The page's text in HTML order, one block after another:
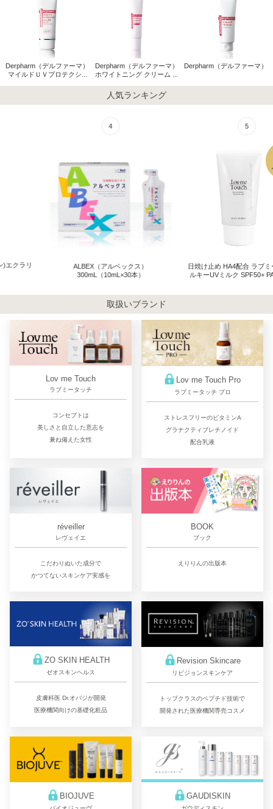
Derpharm（デルファーマ）
マイルドＵＶプロテクシ...
Derpharm（デルファーマ）
ホワイトニング クリーム ...
Derpharm（デルファーマ）
人気ランキング
ALBEX（アルベックス）
300mL（10mL×30本）
日焼け止め HA4配合 ラブミータッチ シ
ルキーUVミルク SPF50+ PA++++ 50ｇ
取扱いブランド
Lov me Touch
ラブミータッチ
コンセプトは
美しさと自立した意志を
兼ね備えた女性
Lov me Touch Pro
ラブミータッチ プロ
ストレスフリーのビタミンA
グラナクティブレチノイド
配合乳液
réveiller
レヴェイエ
こだわりぬいた成分で
かつてないスキンケア実感を
BOOK
ブック
えりりんの出版本
ZO SKIN HEALTH
ゼオスキンヘルス
皮膚科医 Dr.オバジが開発
医療機関向けの基礎化粧品
Revision Skincare
リビジョンスキンケア
トップクラスのペプチド技術で
開発された医療機関専売コスメ
BIOJUVE GAUDISKIN